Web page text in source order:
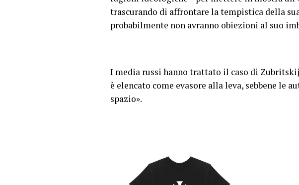
trascurando di affrontare la tempistica della
probabilmente non avranno obiezioni al suo
I media russi hanno trattato il caso di
è elencato come evasore alla leva, sebbene le
spazio».